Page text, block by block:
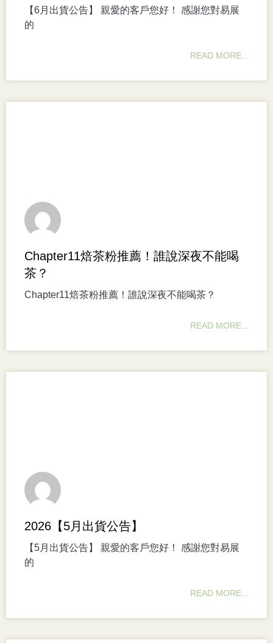
【6月出貨公告】 親愛的客戶您好！ 感謝您對易展
的
READ MORE...
Chapter11焙茶粉推薦！誰說深夜不能喝
茶？
Chapter11焙茶粉推薦！誰說深夜不能喝茶？
READ MORE...
2026【5月出貨公告】
【5月出貨公告】 親愛的客戶您好！ 感謝您對易展
的
READ MORE...